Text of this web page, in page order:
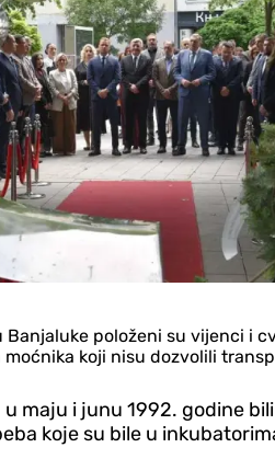
položeni su vijenci i
koji nisu dozvolili
maju i junu 1992. godine
koje su bile u